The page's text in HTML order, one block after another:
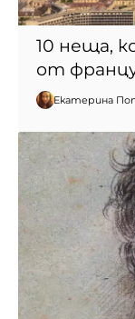
10 неща,
от
Екатерина